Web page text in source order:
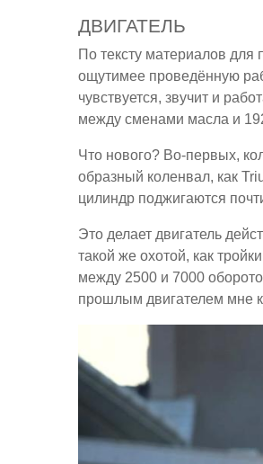
ДВИГАТЕЛЬ
По тексту материалов для
ощутимее проведённую
чувствуется, звучит и
между сменами масла и
Что нового? Во-первых,
образный коленвал, как
цилиндр поджигаются
Это делает двигатель
такой же охотой, как
между 2500 и 7000
прошлым двигателем мне